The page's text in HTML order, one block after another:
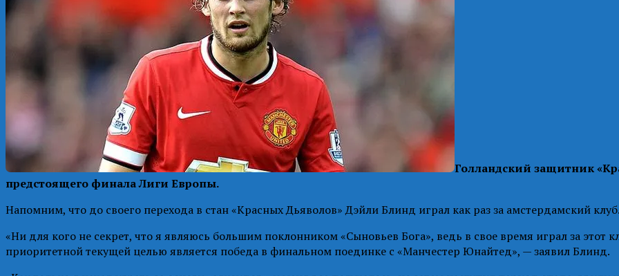
Голландский защитник
предстоящего финала Лиги Европы.
Напомним, что до своего перехода в стан «Красных Дьяволов» Дэйли Блинд играл как раз за амстердамский
«Ни для кого не секрет, что я являюсь большим поклонником «Сыновьев Бога», ведь в свое время играл за этот
приоритетной текущей целью является победа в финальном поединке с «Манчестер Юнайтед», — заявил Блинд.